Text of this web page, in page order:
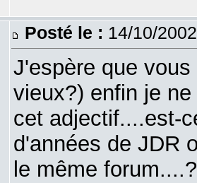
Posté le : 14/10/
J'espère que
vieux?) enfin je
cet adjectif....est-
d'années de JDR
le même